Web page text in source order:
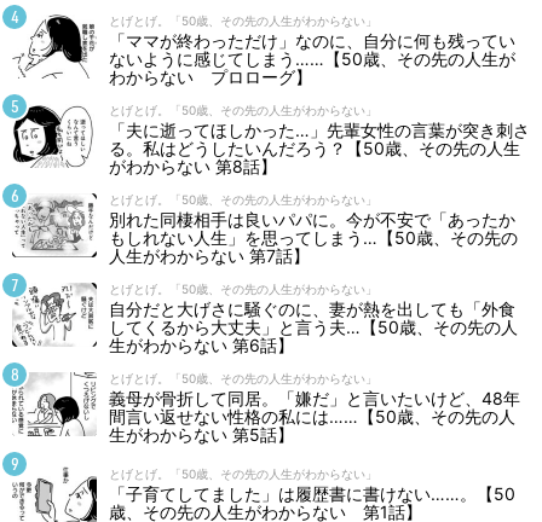
とげとげ。「50歳、その先の人生がわからない」
「ママが終わっただけ」なのに、自分に何も残ってい
ないように感じてしまう……【50歳、その先の人生が
わからない プロローグ】
とげとげ。「50歳、その先の人生がわからない」
「夫に逝ってほしかった…」先輩女性の言葉が突き刺さ
る。私はどうしたいんだろう？【50歳、その先の人生
がわからない 第8話】
とげとげ。「50歳、その先の人生がわからない」
別れた同棲相手は良いパパに。今が不安で「あったか
もしれない人生」を思ってしまう…【50歳、その先の
人生がわからない 第7話】
とげとげ。「50歳、その先の人生がわからない」
自分だと大げさに騒ぐのに、妻が熱を出しても「外食
してくるから大丈夫」と言う夫…【50歳、その先の人
生がわからない 第6話】
とげとげ。「50歳、その先の人生がわからない」
義母が骨折して同居。「嫌だ」と言いたいけど、48年
間言い返せない性格の私には……【50歳、その先の人
生がわからない 第5話】
とげとげ。「50歳、その先の人生がわからない」
「子育てしてました」は履歴書に書けない……。【50
歳、その先の人生がわからない 第1話】